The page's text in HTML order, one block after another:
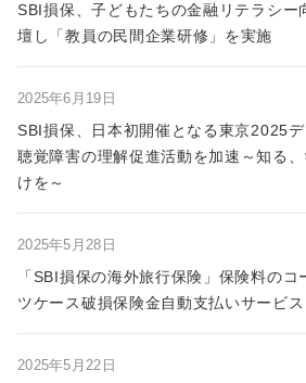
SBI損保、子どもたちの金融リテラシー
壇し「教員の民間企業研修」を実施
2025年6月19日
SBI損保、日本初開催となる東京2025
聴覚障害の理解促進活動を加速～知る
けを～
2025年5月28日
「SBI損保の海外旅行保険」保険料の
ツケース破損保険金自動支払いサービ
2025年5月22日